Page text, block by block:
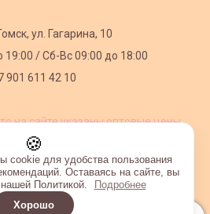
ул. Гагарина, 10
19:00 /Сб-Вс 09:00 до 18:00
901 611 42 10
на сайте указаны оптовые цены,
🍪
cookie для удобства пользования
Оставаясь на сайте, вы
Политикой.
Подробнее
Хорошо